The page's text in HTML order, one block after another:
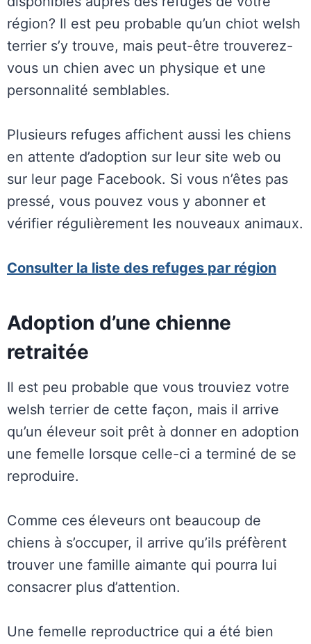
région? Il est peu probable qu’un chiot welsh
terrier s’y trouve, mais peut-être trouverez-
vous un chien avec un physique et une
personnalité semblables.
Plusieurs refuges affichent aussi les chiens
en attente d’adoption sur leur site web ou
sur leur page Facebook. Si vous n’êtes pas
pressé, vous pouvez vous y abonner et
vérifier régulièrement les nouveaux animaux.
Consulter la liste des refuges par région
Adoption d’une chienne
retraitée
Il est peu probable que vous trouviez votre
welsh terrier de cette façon, mais il arrive
qu’un éleveur soit prêt à donner en adoption
une femelle lorsque celle-ci a terminé de se
reproduire.
Comme ces éleveurs ont beaucoup de
chiens à s’occuper, il arrive qu’ils préfèrent
trouver une famille aimante qui pourra lui
consacrer plus d’attention.
Une femelle reproductrice qui a été bien